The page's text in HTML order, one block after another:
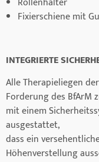
Fixierschiene mit
INTEGRIERTE
Alle Therapieliegen
Forderung des
mit einem
ausgestattet,
dass ein
Höhenverstellung